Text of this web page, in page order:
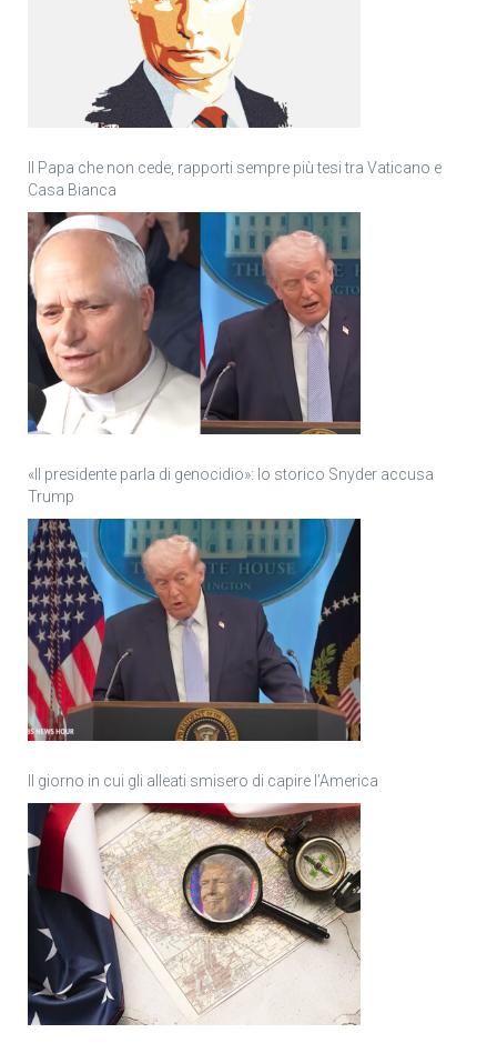
Il Papa che non cede, rapporti sempre più tesi tra Vaticano e
Casa Bianca
«Il presidente parla di genocidio»: lo storico Snyder accusa
Trump
Il giorno in cui gli alleati smisero di capire l’America